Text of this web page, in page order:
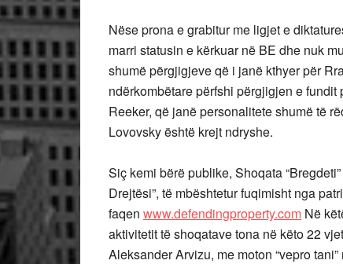
Nëse prona e grabitur me ligjet e
marri statusin e kërkuar në BE dhe nuk
shumë përgjigjeve që i janë kthyer për
ndërkombëtare përfshi përgjigjen e
Reeker, që janë personalitete shumë të
Lovovsky është krejt ndryshe.
Siç kemi bërë publike, Shoqata
Drejtësi”, të mbështetur fuqimisht nga
faqen www.defendingproperty.com Në
aktivitetit të shoqatave tona në këto 22
Aleksander Arvizu, me moton “vepro